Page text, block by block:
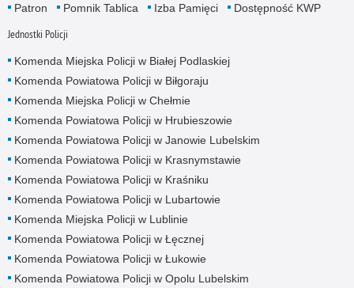
Patron
Pomnik Tablica Izba Pamięci Dostępność KWP
Jednostki Policji
Komenda Miejska Policji w Białej Podlaskiej
Komenda Powiatowa Policji w Biłgoraju
Komenda Miejska Policji w Chełmie
Komenda Powiatowa Policji w Hrubieszowie
Komenda Powiatowa Policji w Janowie Lubelskim
Komenda Powiatowa Policji w Krasnymstawie
Komenda Powiatowa Policji w Kraśniku
Komenda Powiatowa Policji w Lubartowie
Komenda Miejska Policji w Lublinie
Komenda Powiatowa Policji w Łęcznej
Komenda Powiatowa Policji w Łukowie
Komenda Powiatowa Policji w Opolu Lubelskim